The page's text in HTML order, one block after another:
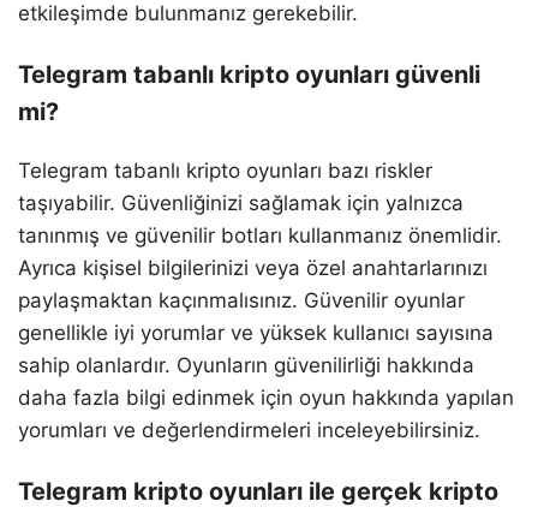
etkileşimde bulunmanız gerekebilir.
Telegram tabanlı kripto oyunları güvenli
mi?
Telegram tabanlı kripto oyunları bazı riskler
taşıyabilir. Güvenliğinizi sağlamak için yalnızca
tanınmış ve güvenilir botları kullanmanız önemlidir.
Ayrıca kişisel bilgilerinizi veya özel anahtarlarınızı
paylaşmaktan kaçınmalısınız. Güvenilir oyunlar
genellikle iyi yorumlar ve yüksek kullanıcı sayısına
sahip olanlardır. Oyunların güvenilirliği hakkında
daha fazla bilgi edinmek için oyun hakkında yapılan
yorumları ve değerlendirmeleri inceleyebilirsiniz.
Telegram kripto oyunları ile gerçek kripto